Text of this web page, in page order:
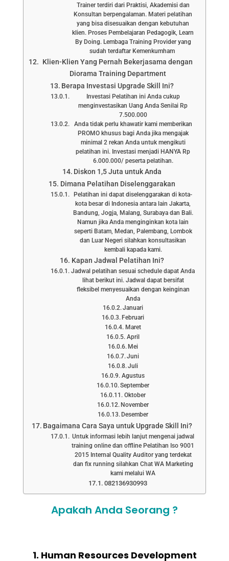
Trainer terdiri dari Praktisi, Akademisi dan
Konsultan berpengalaman. Materi pelatihan
yang bisa disesuaikan dengan kebutuhan
klien. Proses Pembelajaran Pedagogik, Learn
By Doing. Lembaga Training Provider yang
sudah terdaftar Kemenkumham
Klien-Klien Yang Pernah Bekerjasama dengan
Diorama Training Department
Berapa Investasi Upgrade Skill Ini?
Investasi Pelatihan ini Anda cukup
menginvestasikan Uang Anda Senilai Rp
7.500.000
Anda tidak perlu khawatir kami memberikan
PROMO khusus bagi Anda jika mengajak
minimal 2 rekan Anda untuk mengikuti
pelatihan ini. Investasi menjadi HANYA Rp
6.000.000/ peserta pelatihan.
Diskon 1,5 Juta untuk Anda
Dimana Pelatihan Diselenggarakan
Pelatihan ini dapat diselenggarakan di kota-
kota besar di Indonesia antara lain Jakarta,
Bandung, Jogja, Malang, Surabaya dan Bali.
Namun jika Anda menginginkan kota lain
seperti Batam, Medan, Palembang, Lombok
dan Luar Negeri silahkan konsultasikan
kembali kapada kami.
Kapan Jadwal Pelatihan Ini?
Jadwal pelatihan sesuai schedule dapat Anda
lihat berikut ini. Jadwal dapat bersifat
fleksibel menyesuaikan dengan keinginan
Anda
Januari
Februari
Maret
April
Mei
Juni
Juli
Agustus
September
Oktober
November
Desember
Bagaimana Cara Saya untuk Upgrade Skill Ini?
Untuk informasi lebih lanjut mengenai jadwal
training online dan offline Pelatihan Iso 9001
2015 Internal Quality Auditor yang terdekat
dan fix running silahkan Chat WA Marketing
kami melalui WA
082136930993
Apakah Anda Seorang ?
1. Human Resources Development